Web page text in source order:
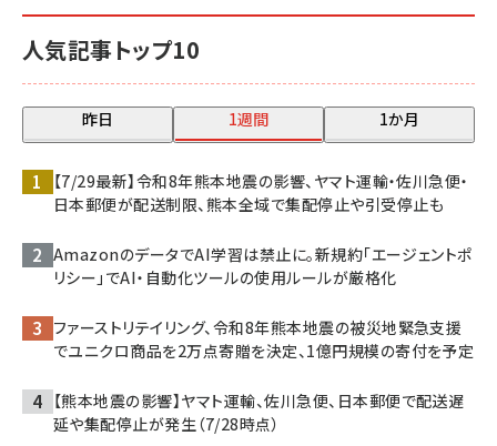
人気記事トップ10
昨日 1週間 1か月
【7/29最新】令和8年熊本地震の影響、ヤマト運輸・佐川急便・
日本郵便が配送制限、熊本全域で集配停止や引受停止も
AmazonのデータでAI学習は禁止に。新規約「エージェントポ
リシー」でAI・自動化ツールの使用ルールが厳格化
ファーストリテイリング、令和8年熊本地震の被災地緊急支援
でユニクロ商品を2万点寄贈を決定、1億円規模の寄付を予定
【熊本地震の影響】ヤマト運輸、佐川急便、日本郵便で配送遅
延や集配停止が発生（7/28時点）